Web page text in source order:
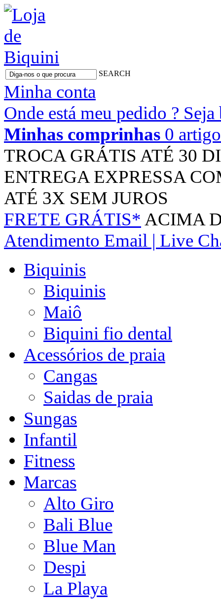
SEARCH
Minha conta
Onde está meu pedido ?
Minhas comprinhas 0
TROCA GRÁTIS ATÉ 30
ENTREGA EXPRESSA
ATÉ 3X SEM JUROS
FRETE GRÁTIS* ACIMA
Atendimento Email | Live
Biquinis
Biquinis
Maiô
Biquini fio dental
Acessórios de praia
Cangas
Saidas de praia
Sungas
Infantil
Fitness
Marcas
Alto Giro
Bali Blue
Blue Man
Despi
La Playa